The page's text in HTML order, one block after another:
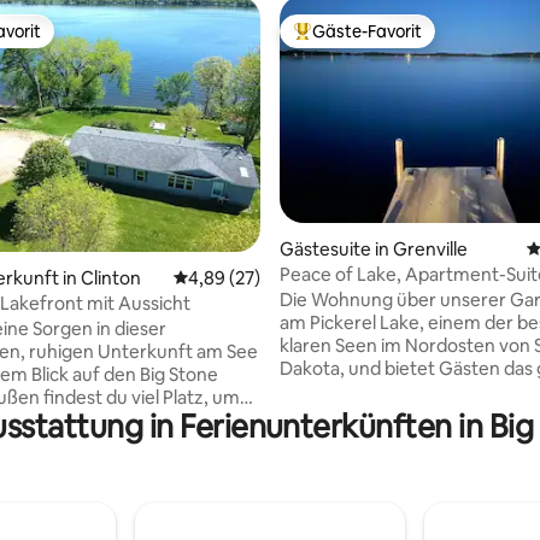
5 von 5, 17 Bewertungen
in Clinton Durchschnittliche Bewertung: 4,89 von 5,
4,89 (27)
Lakefront mit Aussicht
Sorgen in dieser
ruhigen Unterkunft am See
Blick auf den Big Stone
Aussicht auf den See zu
du Spiele spielst oder
Beliebter Gäste-Favorit.
Gäste-Favorit
Gästesuite in Grenville
Peace of Lake, Apartment-
Pickerel Lake SD
Die Wohnung über unserer
am Pickerel Lake, einem der
klaren Seen im Nordosten von
Dakota, und bietet Gästen das
Bootfahren und
auf dem Pickerel Lake und auf
in Ferienunterkünften in Big